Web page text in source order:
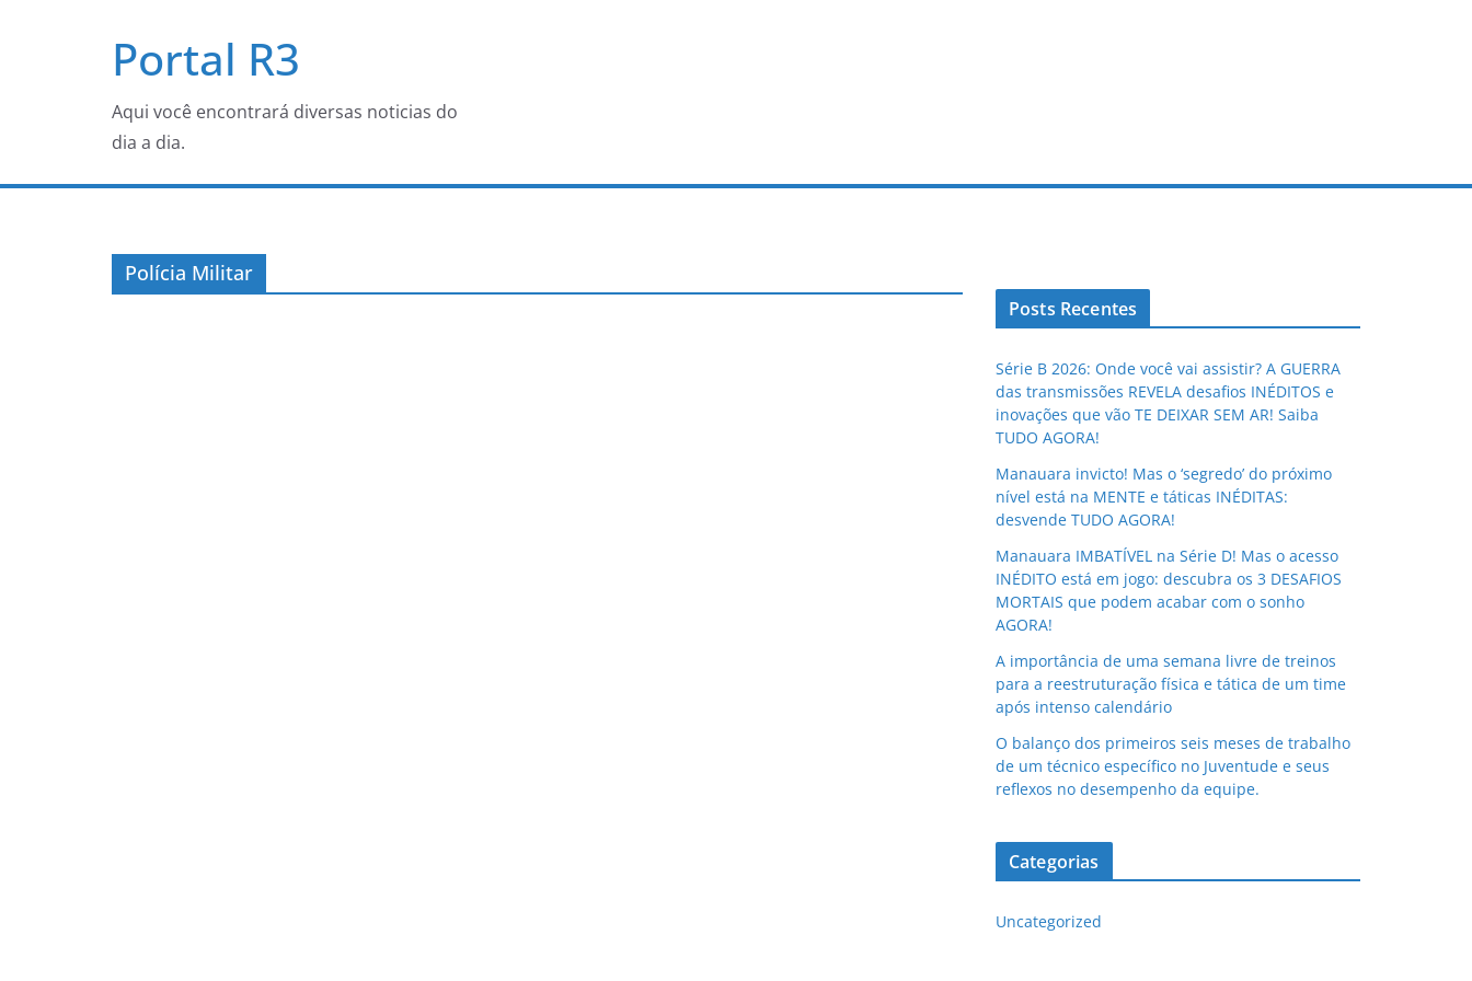
Portal R3
Aqui você encontrará diversas noticias do
dia a dia.
Polícia Militar
Posts Recentes
Série B 2026: Onde você vai assistir? A GUERRA
das transmissões REVELA desafios INÉDITOS e
inovações que vão TE DEIXAR SEM AR! Saiba
TUDO AGORA!
Manauara invicto! Mas o ‘segredo’ do próximo
nível está na MENTE e táticas INÉDITAS:
desvende TUDO AGORA!
Manauara IMBATÍVEL na Série D! Mas o acesso
INÉDITO está em jogo: descubra os 3 DESAFIOS
MORTAIS que podem acabar com o sonho
AGORA!
A importância de uma semana livre de treinos
para a reestruturação física e tática de um time
após intenso calendário
O balanço dos primeiros seis meses de trabalho
de um técnico específico no Juventude e seus
reflexos no desempenho da equipe.
Categorias
Uncategorized